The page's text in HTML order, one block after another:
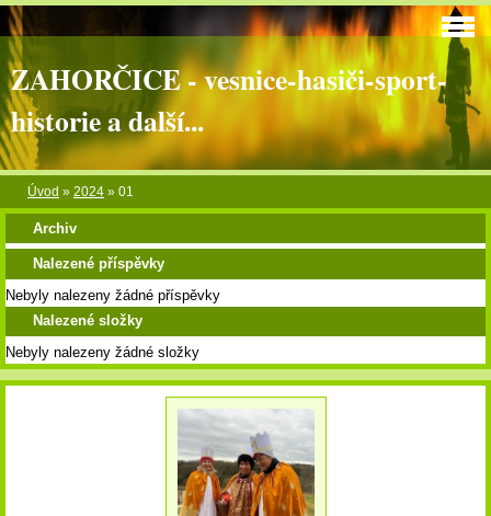
ZAHORČICE - vesnice-hasiči-sport-
historie a další...
Úvod » 2024 » 01
Archiv
Nalezené příspěvky
Nebyly nalezeny žádné příspěvky
Nalezené složky
Nebyly nalezeny žádné složky